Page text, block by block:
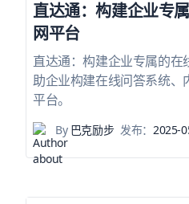
直达通：构建企业专
网平台
直达通：构建企业专属的在
助企业构建在线问答系统、
平台。
By巴克励步 发布： 2025-